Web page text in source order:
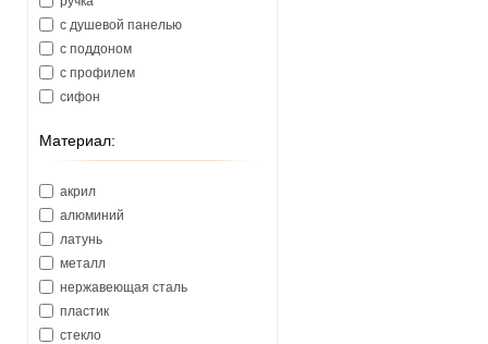
с душевой панелью
с поддоном
с профилем
сифон
Материал:
акрил
алюминий
латунь
металл
нержавеющая сталь
пластик
стекло